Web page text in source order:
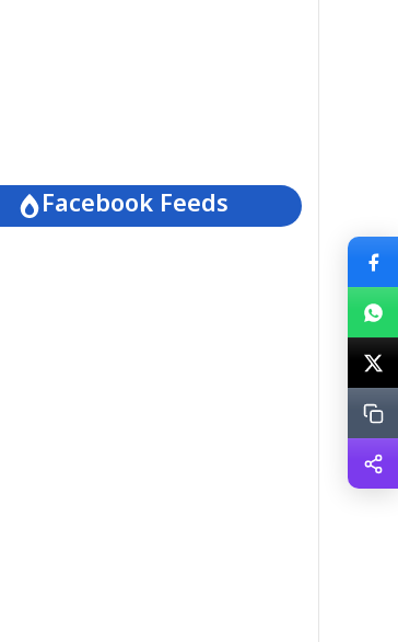
Facebook Feeds